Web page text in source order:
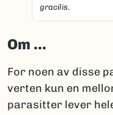
gracilis.
Om ...
For noen av disse
verten kun en
parasitter lever